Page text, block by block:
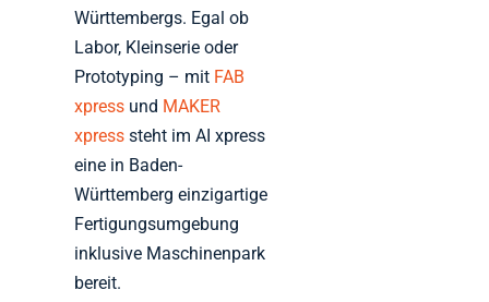
Württembergs. Egal ob
Labor, Kleinserie oder
Prototyping – mit FAB
xpress und MAKER
xpress steht im AI xpress
eine in Baden-
Württemberg einzigartige
Fertigungsumgebung
inklusive Maschinenpark
bereit.